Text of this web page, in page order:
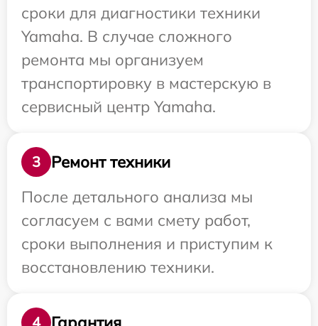
сроки для диагностики техники
Yamaha. В случае сложного
ремонта мы организуем
транспортировку в мастерскую в
сервисный центр Yamaha.
3
Ремонт техники
После детального анализа мы
согласуем с вами смету работ,
сроки выполнения и приступим к
восстановлению техники.
4